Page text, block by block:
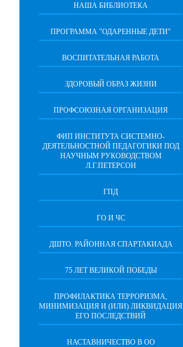
НАША БИБЛИОТЕКА
ПРОГРАММА "ОДАРЕННЫЕ ДЕТИ"
ВОСПИТАТЕЛЬНАЯ РАБОТА
ЗДОРОВЫЙ ОБРАЗ ЖИЗНИ
ПРОФСОЮЗНАЯ ОРГАНИЗАЦИЯ
ФИП ИНСТИТУТА СИСТЕМНО-
ДЕЯТЕЛЬНОСТНОЙ ПЕДАГОГИКИ ПОД
НАУЧНЫМ РУКОВОДСТВОМ
Л.Г.ПЕТЕРСОН
ГПД
ГО И ЧС
ДШТО. РАЙОННАЯ СПАРТАКИАДА
75 ЛЕТ ВЕЛИКОЙ ПОБЕДЫ
ПРОФИЛАКТИКА ТЕРРОРИЗМА,
МИНИМИЗАЦИЯ И (ИЛИ) ЛИКВИДАЦИЯ
ЕГО ПОСЛЕДСТВИЙ
НАСТАВНИЧЕСТВО В ОО